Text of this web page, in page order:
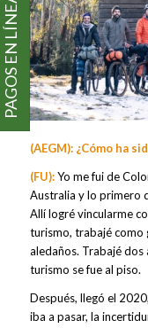
(AEGM): ¿Cómo ha
(FU):Yo me fui de
Australia y lo primero
Allí logré vincularme
turismo, trabajé como
aledaños. Trabajé dos
turismo se fue al piso.
Después, llegó el
iba a pasar, la
PAGOS EN LÍNEA